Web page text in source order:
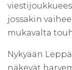
jossakin
mukavalta
Nykyään
näkevät